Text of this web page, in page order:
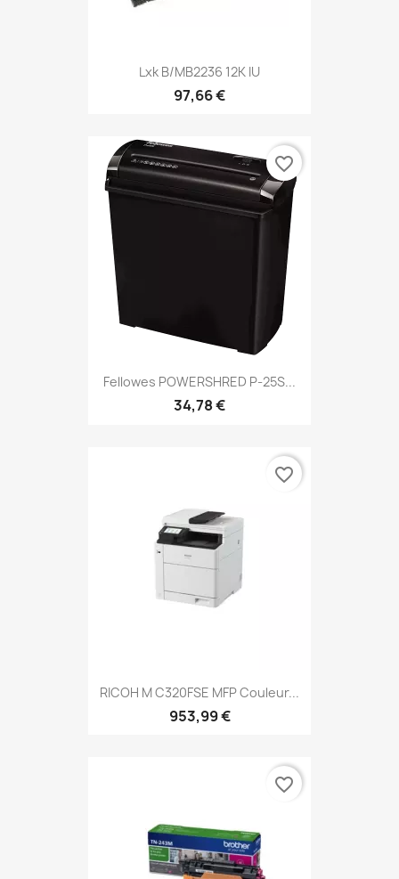
Lxk B/MB2236 12K IU
97,66 €
Fellowes POWERSHRED P-25S...
34,78 €
favorite_border
RICOH M C320FSE MFP Couleur...
953,99 €
favorite_border
favorite_border